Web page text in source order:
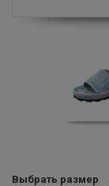
Выбрать размер